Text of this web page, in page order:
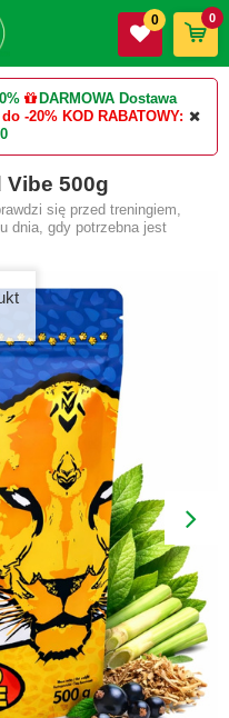
DARMOWA Dostawa
-20% KOD RABATOWY:
0 0
Vibe 500g
się przed treningiem,
dnia, gdy potrzebna jest